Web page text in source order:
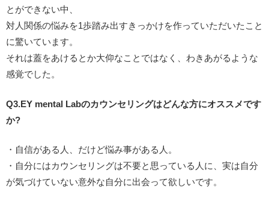
とができない中、
対人関係の悩みを1歩踏み出すきっかけを作っていただいたこと
に驚いています。
それは蓋をあけるとか大仰なことではなく、わきあがるような
感覚でした。
Q3.EY mental Labのカウンセリングはどんな方にオススメです
か?
・自信がある人、だけど悩み事がある人。
・自分にはカウンセリングは不要と思っている人に、実は自分
が気づけていない意外な自分に出会って欲しいです。